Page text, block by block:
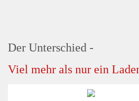
Der Unterschied -
Viel mehr als nur ein